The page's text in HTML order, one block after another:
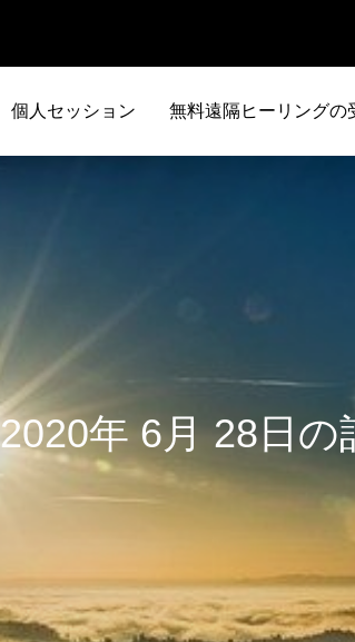
個人セッション 無料遠隔ヒーリングの
2020年 6月 28日の